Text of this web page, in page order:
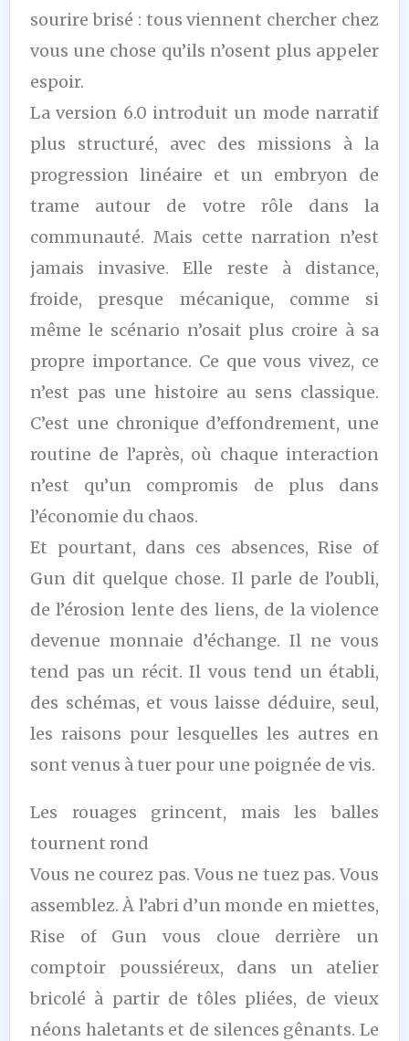
sourire brisé : tous viennent chercher chez
vous une chose qu’ils n’osent plus appeler
espoir.
La version 6.0 introduit un mode narratif
plus structuré, avec des missions à la
progression linéaire et un embryon de
trame autour de votre rôle dans la
communauté. Mais cette narration n’est
jamais invasive. Elle reste à distance,
froide, presque mécanique, comme si
même le scénario n’osait plus croire à sa
propre importance. Ce que vous vivez, ce
n’est pas une histoire au sens classique.
C’est une chronique d’effondrement, une
routine de l’après, où chaque interaction
n’est qu’un compromis de plus dans
l’économie du chaos.
Et pourtant, dans ces absences, Rise of
Gun dit quelque chose. Il parle de l’oubli,
de l’érosion lente des liens, de la violence
devenue monnaie d’échange. Il ne vous
tend pas un récit. Il vous tend un établi,
des schémas, et vous laisse déduire, seul,
les raisons pour lesquelles les autres en
sont venus à tuer pour une poignée de vis.
Les rouages grincent, mais les balles
tournent rond
Vous ne courez pas. Vous ne tuez pas. Vous
assemblez. À l’abri d’un monde en miettes,
Rise of Gun vous cloue derrière un
comptoir poussiéreux, dans un atelier
bricolé à partir de tôles pliées, de vieux
néons haletants et de silences gênants. Le